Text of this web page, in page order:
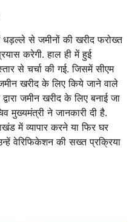
से जमीनों की खरीद फरोख्त
करेगी. हाल ही में हुई
से चर्चा की गई. जिसमें सीएम
जमीन खरीद के लिए किये जाने वाले
जमीन खरीद के लिए बनाई जा
मुख्यमंत्री ने जानकारी दी है.
में व्यापार करने या फिर घर
वेरिफिकेशन की सख्त प्रक्रिया